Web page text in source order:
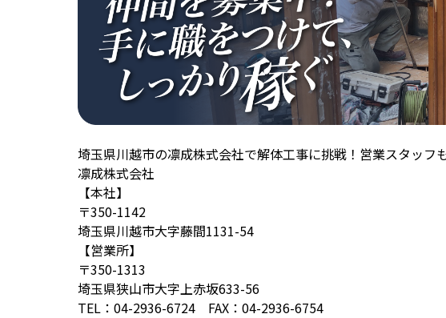
埼玉県川越市の凛成株式会社で解体工事に挑戦！営業スタッフ
凛成株式会社
【本社】
〒350-1142
埼玉県川越市大字藤間1131-54
【営業所】
〒350-1313
埼玉県狭山市大字上赤坂633-56
TEL：04-2936-6724 FAX：04-2936-6754